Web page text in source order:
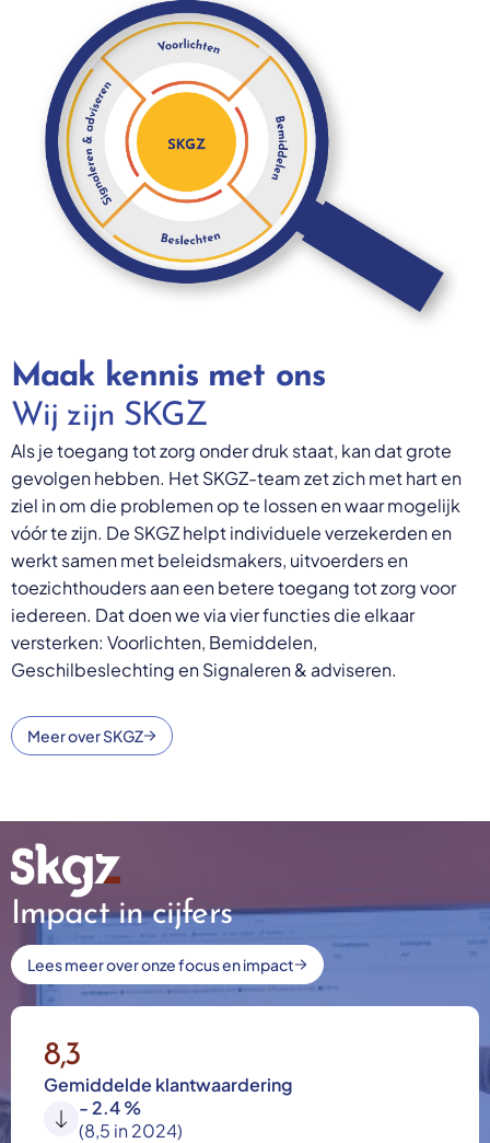
Maak kennis met ons
Wij zijn SKGZ
Als je toegang tot zorg onder druk staat, kan dat grote
gevolgen hebben. Het SKGZ-team zet zich met hart en
ziel in om die problemen op te lossen en waar mogelijk
vóór te zijn. De SKGZ helpt individuele verzekerden en
werkt samen met beleidsmakers, uitvoerders en
toezichthouders aan een betere toegang tot zorg voor
iedereen. Dat doen we via vier functies die elkaar
versterken: Voorlichten, Bemiddelen,
Geschilbeslechting en Signaleren & adviseren.
Meer over SKGZ
Impact in cijfers
Lees meer over onze focus en impact
8,3
Gemiddelde klantwaardering
- 2.4 %
(8,5 in 2024)